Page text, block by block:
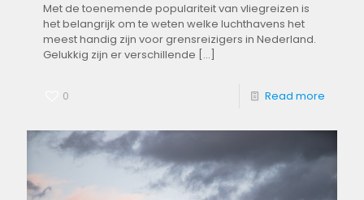
Met de toenemende populariteit van vliegreizen is
het belangrijk om te weten welke luchthavens het
meest handig zijn voor grensreizigers in Nederland.
Gelukkig zijn er verschillende […]
0 Read more